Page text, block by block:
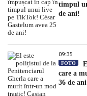
timpul
de ani!
09:35
FOTO
care a
36 de